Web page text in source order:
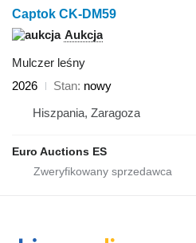
Captok CK-DM59
Aukcja
Mulczer leśny
2026
Stan nowy
Hiszpania, Zaragoza
Euro Auctions ES